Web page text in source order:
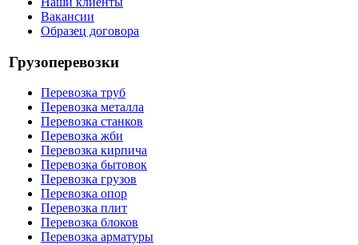
Вакансии
Образец договора
Грузоперевозки
Перевозка труб
Перевозка металла
Перевозка станков
Перевозка жби
Перевозка кирпича
Перевозка бытовок
Перевозка грузов
Перевозка опор
Перевозка плит
Перевозка блоков
Перевозка арматуры